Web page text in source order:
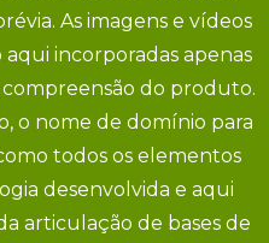
As imagens e vídeos
incorporadas apenas
compreensão do produto.
o nome de domínio para
todos os elementos
desenvolvida e aqui
articulação de bases de